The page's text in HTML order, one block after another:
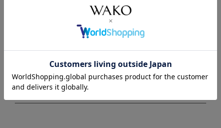
商品詳細
注意事項・キャンセル・返品